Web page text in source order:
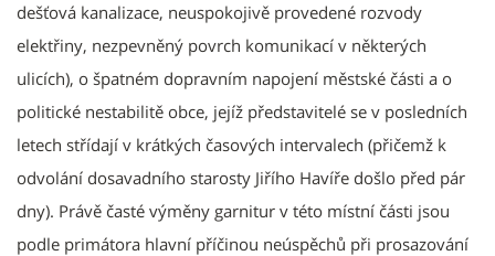
dešťová kanalizace, neuspokojivě provedené rozvody
elektřiny, nezpevněný povrch komunikací v některých
ulicích), o špatném dopravním napojení městské části a o
politické nestabilitě obce, jejíž představitelé se v posledních
letech střídají v krátkých časových intervalech (přičemž k
odvolání dosavadního starosty Jiřího Havíře došlo před pár
dny). Právě časté výměny garnitur v této místní části jsou
podle primátora hlavní příčinou neúspěchů při prosazování